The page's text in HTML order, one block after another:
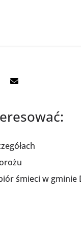
śmieci w gminie